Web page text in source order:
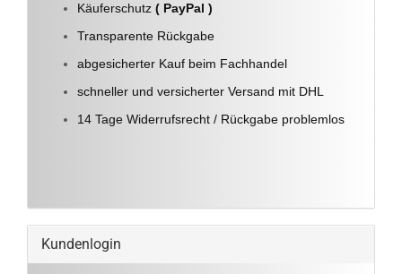
Käuferschutz ( PayPal )
Transparente Rückgabe
abgesicherter Kauf beim Fachhandel
schneller und versicherter Versand mit DHL
14 Tage Widerrufsrecht / Rückgabe problemlos
Kundenlogin